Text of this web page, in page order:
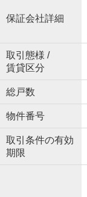
保証会社詳細
取引態様 /
賃貸区分
総戸数
物件番号
取引条件の有効
期限